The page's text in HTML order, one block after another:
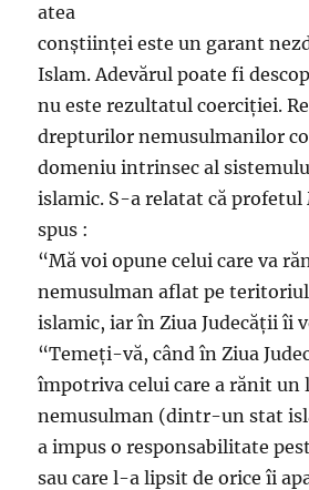
atea
conștiinței este un garant
Islam. Adevărul poate fi
nu este rezultatul coerciției.
drepturilor nemusulmanilor
domeniu intrinsec al
islamic. S-a relatat că profetul
spus :
“Mă voi opune celui care va
nemusulman aflat pe
islamic, iar în Ziua Judecății îi
“Temeți-vă, când în Ziua
împotriva celui care a rănit un
nemusulman (dintr-un stat
a impus o responsabilitate
sau care l-a lipsit de orice îi